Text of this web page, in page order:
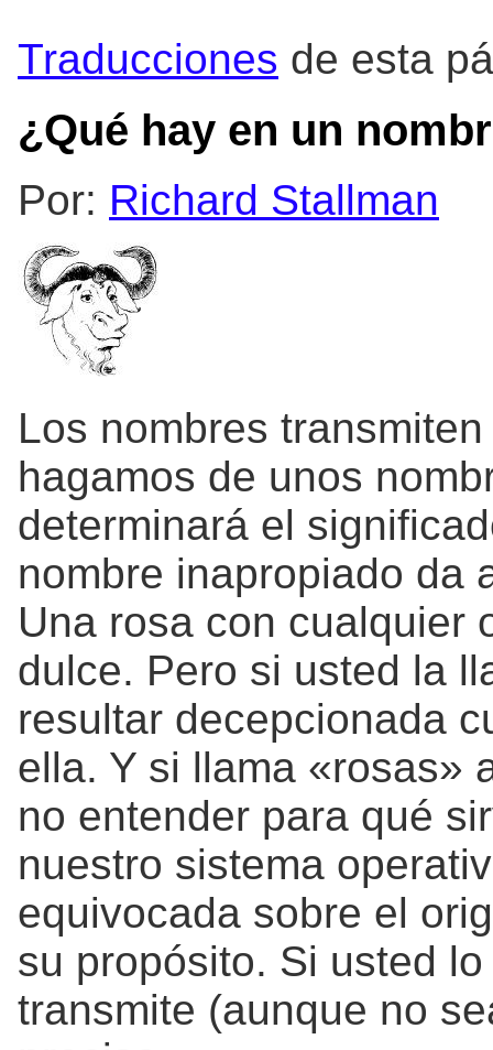
Traducciones de esta
¿Qué hay en un
Por: Richard Stallman
Los nombres
hagamos de unos
determinará el
nombre inapropiado da
Una rosa con cualquier
dulce. Pero si usted la
resultar decepcionada
ella. Y si llama «rosas»
no entender para qué
nuestro sistema
equivocada sobre el
su propósito. Si usted
transmite (aunque no